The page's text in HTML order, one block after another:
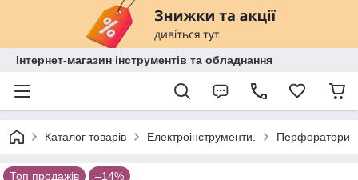
Інтернет-магазин інструментів та обладнання
Каталог товарів Електроінструменти. Перфоратори
Топ продажів –14%